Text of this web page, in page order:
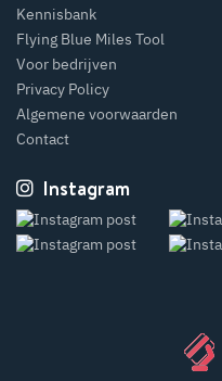
Kennisbank
Flying Blue Miles Tool
Voor bedrijven
Privacy Policy
Algemene voorwaarden
Contact
Instagram